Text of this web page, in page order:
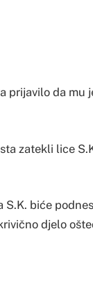
prijavilo da mu
zatekli lice
biće
djelo